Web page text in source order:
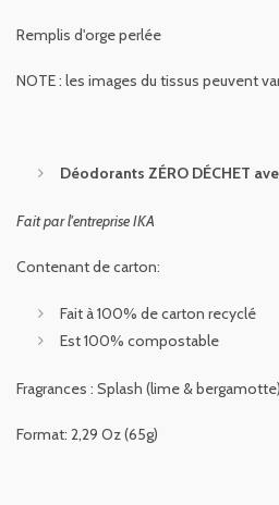
Remplis d'orge perlée
NOTE : les images du tissus peuvent
Déodorants ZÉRO DÉCHET
Fait par l'entreprise IKA
Contenant de carton:
Fait à 100% de carton recyclé
Est 100% compostable
Fragrances : Splash (lime & bergamotte)
Format: 2,29 Oz (65g)